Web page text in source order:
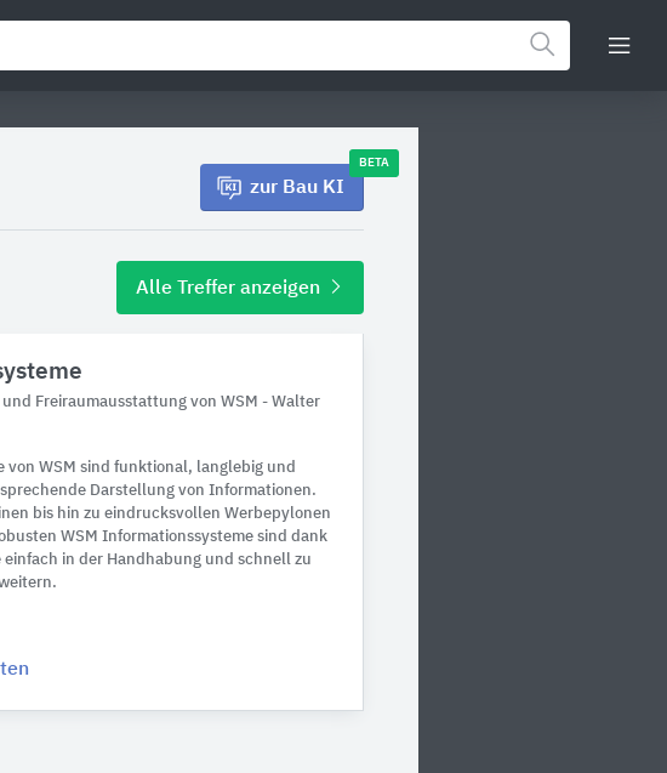
zur Bau KI
BETA
Alle Treffer anzeigen
Freiraumausstattung von WSM - Walter
von WSM sind funktional, langlebig und
Darstellung von Informationen.
bis hin zu eindrucksvollen Werbepylonen
WSM Informationssysteme sind dank
einfach in der Handhabung und schnell zu